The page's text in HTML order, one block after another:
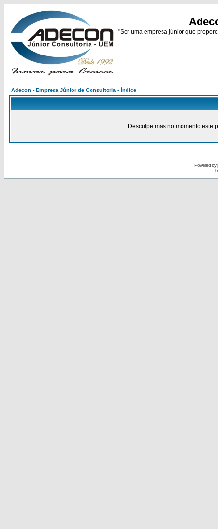
"Ser uma empresa júnior que
Adecon - Empresa Júnior de Consultoria - Índice
Desculpe mas no momento este
Powered by